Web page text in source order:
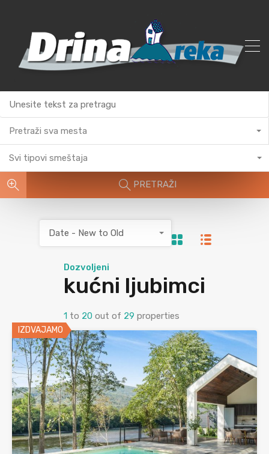
Pretraži sva mesta
Svi tipovi smeštaja
PRETRAŽI
Dozvoljeni
kućni ljubimci
1 to 20 out of 29 properties
Date - New to Old
IZDVAJAMO